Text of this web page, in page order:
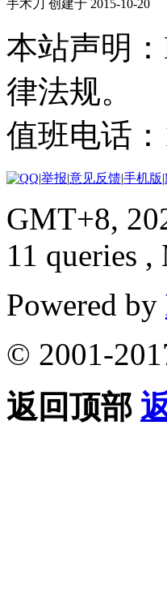
手术刀 创建于 2015-10-20
本站声明
律法规。
值班电话
|举报|意见反馈|手机版|
GMT+8,
11 queries ,
Powered by
© 2001-
返回顶部